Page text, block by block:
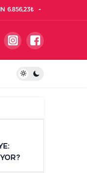
6.856,23₺